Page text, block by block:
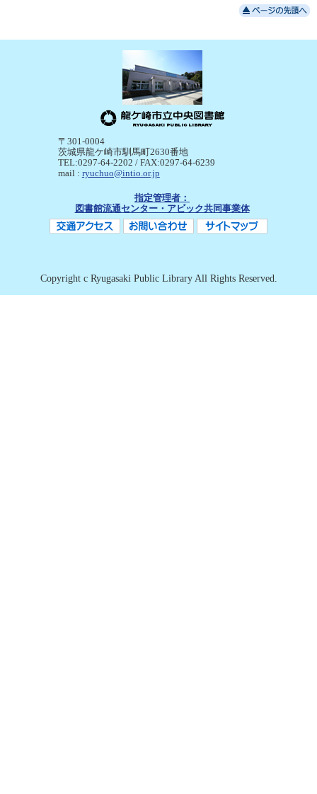
〒301-0004
茨城県龍ケ崎市馴馬町2630番地
TEL:0297-64-2202 / FAX:0297-64-6239
mail : ryuchuo@intio.or.jp
指定管理者：
図書館流通センター・アビック共同事業体
Copyright c Ryugasaki Public Library All Rights Reserved.